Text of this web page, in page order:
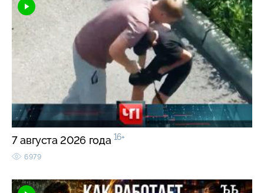
7 августа 2026 года 16+
6979